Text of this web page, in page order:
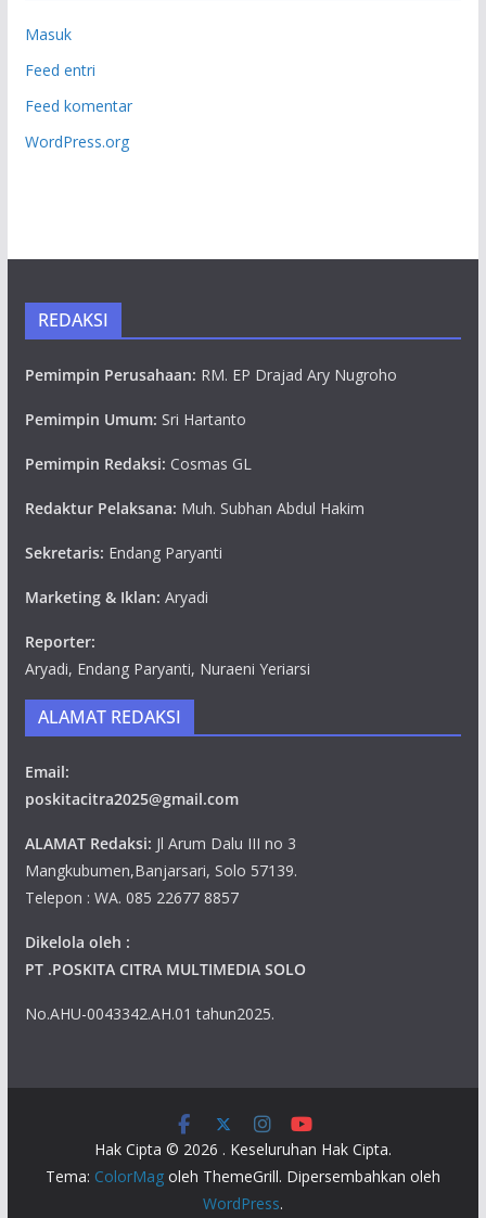
Masuk
Feed entri
Feed komentar
WordPress.org
REDAKSI
Pemimpin Perusahaan: RM. EP Drajad Ary Nugroho
Pemimpin Umum: Sri Hartanto
Pemimpin Redaksi: Cosmas GL
Redaktur Pelaksana: Muh. Subhan Abdul Hakim
Sekretaris: Endang Paryanti
Marketing & Iklan: Aryadi
Reporter:
Aryadi, Endang Paryanti, Nuraeni Yeriarsi
ALAMAT REDAKSI
Email:
poskitacitra2025@gmail.com
ALAMAT Redaksi: Jl Arum Dalu III no 3
Mangkubumen,Banjarsari, Solo 57139.
Telepon : WA. 085 22677 8857
Dikelola oleh :
PT .POSKITA CITRA MULTIMEDIA SOLO
No.AHU-0043342.AH.01 tahun2025.
Hak Cipta © 2026 . Keseluruhan Hak Cipta.
Tema: ColorMagoleh ThemeGrill. Dipersembahkan oleh
WordPress.